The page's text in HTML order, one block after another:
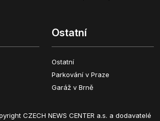
Ostatní
Ostatní
Parkování v Praze
Garáž v Brně
CZECH NEWS CENTER a.s. a dodavatelé